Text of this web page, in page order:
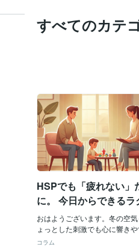
すべてのカテ
HSPでも「疲れない」
に。 今日からできるラ
き方のコツ
おはようございます。冬の空
ょっとした刺激でも心に響き
ですよね。HSPの方が少しで
コラム